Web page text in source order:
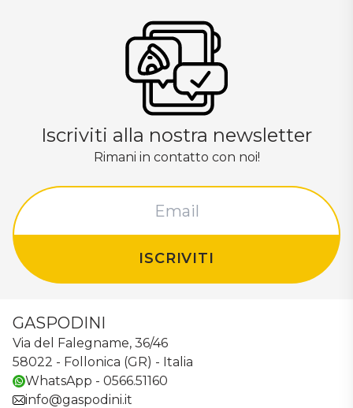
Iscriviti alla nostra newsletter
Rimani in contatto con noi!
ISCRIVITI
GASPODINI
Via del Falegname, 36/46
58022 - Follonica (GR) - Italia
WhatsApp - 0566.51160
info@gaspodini.it